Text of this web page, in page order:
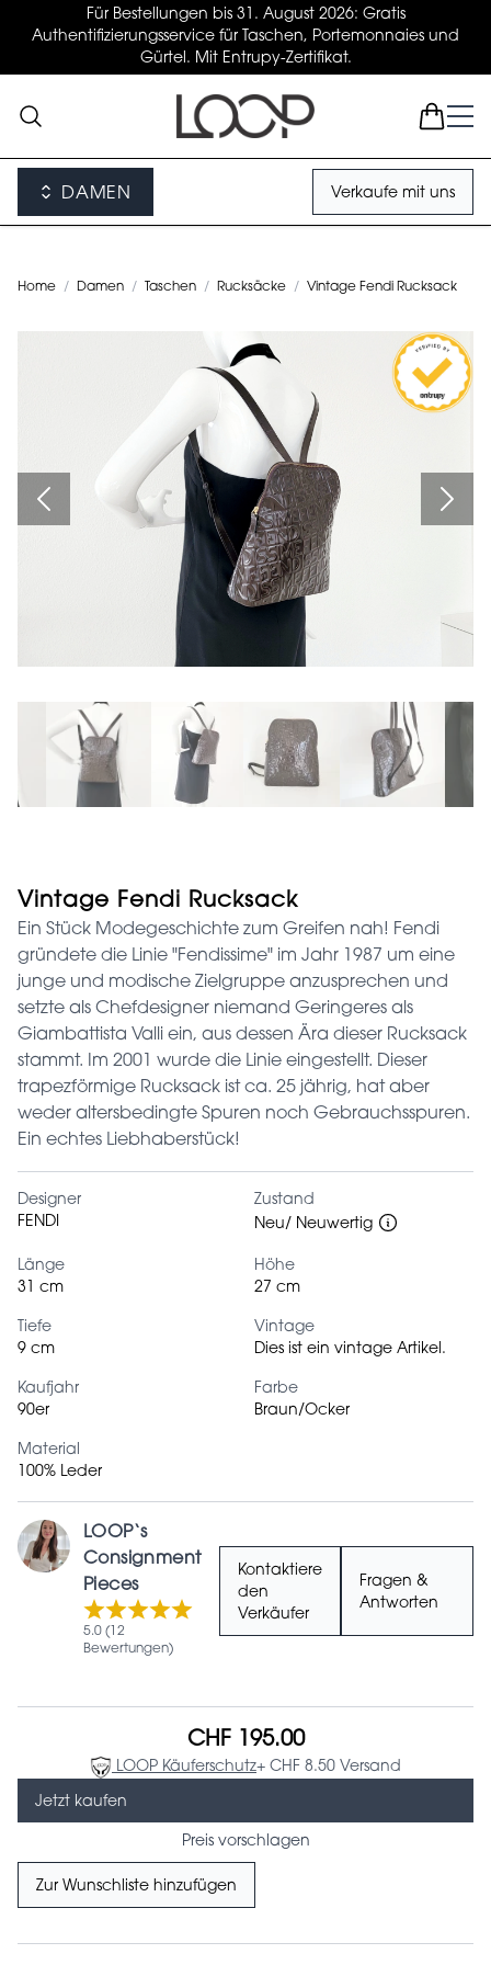
Für Bestellungen bis 31. August 2026: Gratis
Authentifizierungsservice für Taschen, Portemonnaies und
Gürtel. Mit Entrupy-Zertifikat.
DAMEN Verkaufe mit uns
Home / Damen / Taschen / Rucksäcke / Vintage Fendi Rucksack
Vintage Fendi Rucksack
Ein Stück Modegeschichte zum Greifen nah! Fendi
gründete die Linie "Fendissime" im Jahr 1987 um eine
junge und modische Zielgruppe anzusprechen und
setzte als Chefdesigner niemand Geringeres als
Giambattista Valli ein, aus dessen Ära dieser Rucksack
stammt. Im 2001 wurde die Linie eingestellt. Dieser
trapezförmige Rucksack ist ca. 25 jährig, hat aber
weder altersbedingte Spuren noch Gebrauchsspuren.
Ein echtes Liebhaberstück!
Designer
FENDI
Zustand
Neu/ Neuwertig
Länge
31 cm
Höhe
27 cm
Tiefe
9 cm
Vintage
Dies ist ein vintage Artikel.
Kaufjahr
90er
Farbe
Braun/Ocker
Material
100% Leder
LOOP‘s
Consignment
Pieces
5.0 (12
Bewertungen)
Kontaktiere
den
Verkäufer
Fragen &
Antworten
CHF 195.00
LOOP Käuferschutz+ CHF 8.50 Versand
Jetzt kaufen
Preis vorschlagen
Zur Wunschliste hinzufügen